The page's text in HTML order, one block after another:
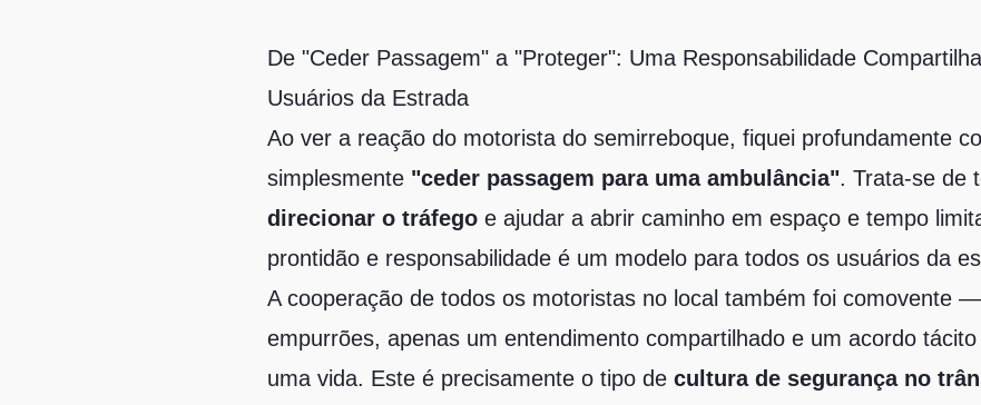
De "Ceder Passagem" a "Proteger": Uma Responsabilidade
Usuários da Estrada
Ao ver a reação do motorista do semirreboque, fiquei profundamente
simplesmente "ceder passagem para uma ambulância". Trata-se de
direcionar o tráfego e ajudar a abrir caminho em espaço e tempo
prontidão e responsabilidade é um modelo para todos os usuários da
A cooperação de todos os motoristas no local também foi comovente
empurrões, apenas um entendimento compartilhado e um acordo
uma vida. Este é precisamente o tipo de cultura de segurança no